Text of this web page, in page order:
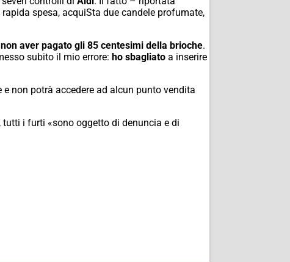
spesa, acquiSta due candele profumate,
non aver pagato gli 85 centesimi della brioche.
subito il mio errore: ho sbagliato a inserire
non potrà accedere ad alcun punto vendita
i furti «sono oggetto di denuncia e di